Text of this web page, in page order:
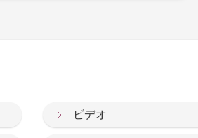
ビデオ